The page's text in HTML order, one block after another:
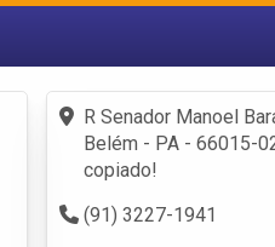
Fazer login
Criar conta
R Senador Manoel
Belém - PA - 66015-
copiado!
(91) 3227-1941